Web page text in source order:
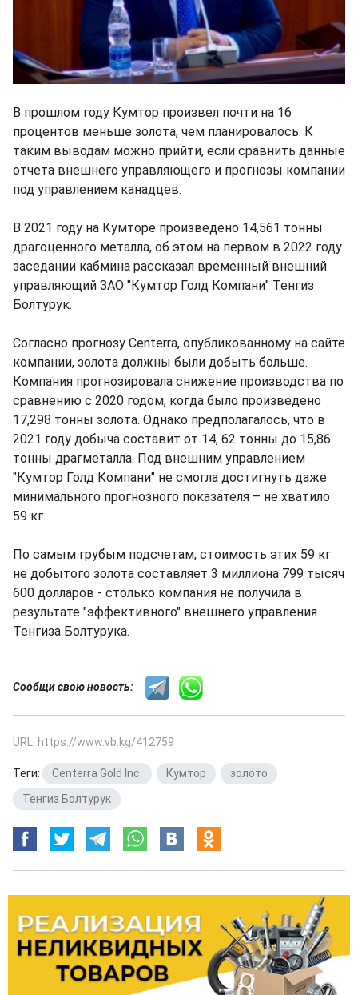
В прошлом году Кумтор произвел почти на 16
процентов меньше золота, чем планировалось. К
таким выводам можно прийти, если сравнить данные
отчета внешнего управляющего и прогнозы компании
под управлением канадцев.
В 2021 году на Кумторе произведено 14,561 тонны
драгоценного металла, об этом на первом в 2022 году
заседании кабмина рассказал временный внешний
управляющий ЗАО "Кумтор Голд Компани" Тенгиз
Болтурук.
Согласно прогнозу Centerra, опубликованному на сайте
компании, золота должны были добыть больше.
Компания прогнозировала снижение производства по
сравнению с 2020 годом, когда было произведено
17,298 тонны золота. Однако предполагалось, что в
2021 году добыча составит от 14, 62 тонны до 15,86
тонны драгметалла. Под внешним управлением
"Кумтор Голд Компани" не смогла достигнуть даже
минимального прогнозного показателя – не хватило
59 кг.
По самым грубым подсчетам, стоимость этих 59 кг
не добытого золота составляет 3 миллиона 799 тысяч
600 долларов - столько компания не получила в
результате "эффективного" внешнего управления
Тенгиза Болтурука.
Сообщи свою новость:
URL: https://www.vb.kg/412759
Теги: Centerra Gold Inc. Кумтор золото
Тенгиз Болтурук